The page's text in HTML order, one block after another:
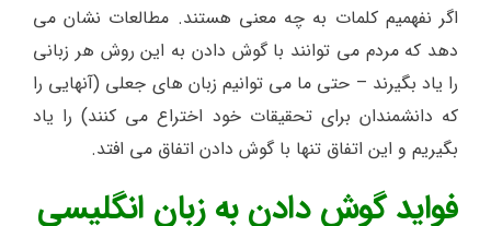
اگر نفهمیم کلمات به چه معنی هستند. مطالعات نشان می
دهد که مردم می توانند با گوش دادن به این روش هر زبانی
را یاد بگیرند – حتی ما می توانیم زبان های جعلی (آنهایی را
که دانشمندان برای تحقیقات خود اختراع می کنند) را یاد
بگیریم و این اتفاق تنها با گوش دادن اتفاق می افتد.
فواید گوش دادن به زبان انگلیسی